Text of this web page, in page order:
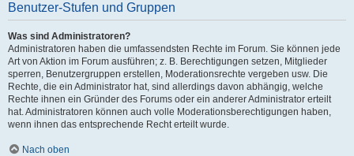
Benutzer-Stufen und Gruppen
Was sind Administratoren?
Administratoren haben die umfassendsten Rechte im Forum. Sie können jede
Art von Aktion im Forum ausführen; z. B. Berechtigungen setzen, Mitglieder
sperren, Benutzergruppen erstellen, Moderationsrechte vergeben usw. Die
Rechte, die ein Administrator hat, sind allerdings davon abhängig, welche
Rechte ihnen ein Gründer des Forums oder ein anderer Administrator erteilt
hat. Administratoren können auch volle Moderationsberechtigungen haben,
wenn ihnen das entsprechende Recht erteilt wurde.
Nach oben